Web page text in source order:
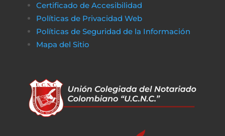
Certificado de Accesibilidad
Políticas de Privacidad Web
Políticas de Seguridad de la Información
Mapa del Sitio